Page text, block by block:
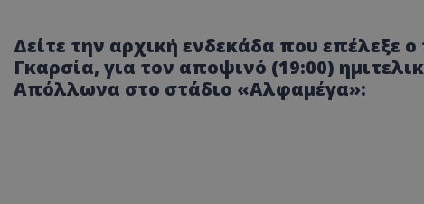
Δείτε την αρχική ενδεκάδα που
Γκαρσία, για τον αποψινό (19:00)
Απόλλωνα στο στάδιο «Αλφαμέγα»: